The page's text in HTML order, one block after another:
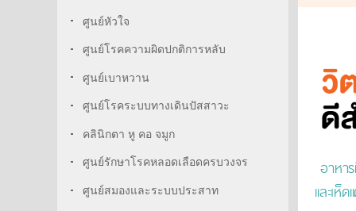
อาหา
และเห็
ศูนย์หัวใจ
ศูนย์โรคความผิดปกติการหลับ
ศูนย์เบาหวาน
ศูนย์โรคระบบทางเดินปัสสาวะ
คลินิกตา หู คอ จมูก
ศูนย์รักษาโรคหลอดเลือดครบวงจร
ศูนย์สมองและระบบประสาท